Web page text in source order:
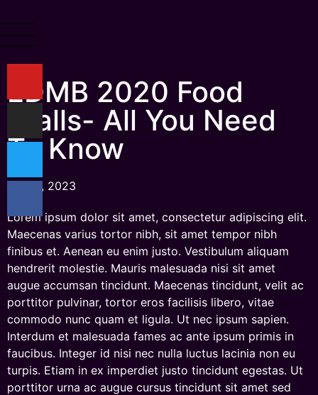
EDMB 2020 Food
Stalls- All You Need
To Know
Juli 15, 2023
Lorem ipsum dolor sit amet, consectetur adipiscing elit.
Maecenas varius tortor nibh, sit amet tempor nibh
finibus et. Aenean eu enim justo. Vestibulum aliquam
hendrerit molestie. Mauris malesuada nisi sit amet
augue accumsan tincidunt. Maecenas tincidunt, velit ac
porttitor pulvinar, tortor eros facilisis libero, vitae
commodo nunc quam et ligula. Ut nec ipsum sapien.
Interdum et malesuada fames ac ante ipsum primis in
faucibus. Integer id nisi nec nulla luctus lacinia non eu
turpis. Etiam in ex imperdiet justo tincidunt egestas. Ut
porttitor urna ac augue cursus tincidunt sit amet sed